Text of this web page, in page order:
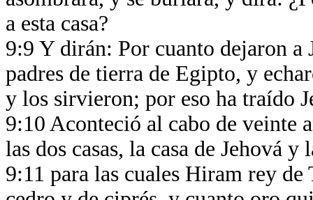
a esta casa?
9:9 Y dirán: Por cuanto dejaron a
padres de tierra de Egipto, y
y los sirvieron; por eso ha traído
9:10 Aconteció al cabo de veinte
las dos casas, la casa de Jehová y
9:11 para las cuales Hiram rey